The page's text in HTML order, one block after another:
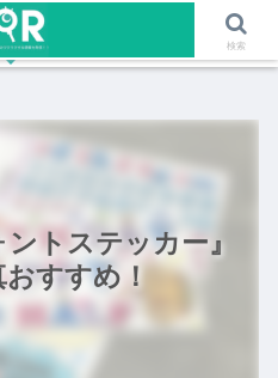
ワクする情報を発信！！
ントステッカー』
おすすめ！
検索